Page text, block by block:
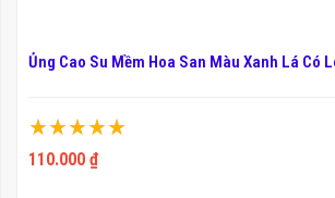
Ủng Cao Su Mềm Hoa San Màu Xanh Lá Có
Xếp hạng:
100%
110.000 ₫